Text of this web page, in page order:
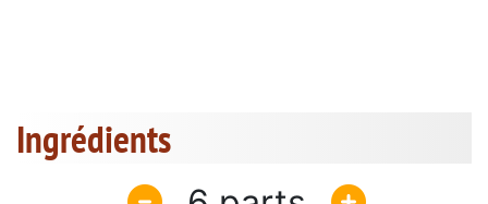
Ingrédients